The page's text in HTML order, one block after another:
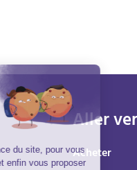
Aller
Acheter